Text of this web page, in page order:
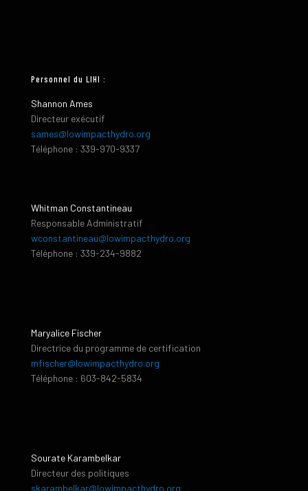
Personnel du LIHI :
Shannon Ames
Directeur exécutif
sames@lowimpacthydro.org
Téléphone : 339-970-9337
Whitman Constantineau
Responsable Administratif
wconstantineau@lowimpacthydro.org
Téléphone : 339-234-9882
Maryalice Fischer
Directrice du programme de certification
mfischer@lowimpacthydro.org
Téléphone : 603-842-5834
Sourate Karambelkar
Directeur des politiques
skarambelkar@lowimpacthydro.org